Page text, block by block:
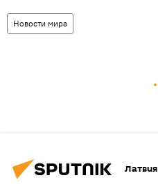
Новости мира
Латвия